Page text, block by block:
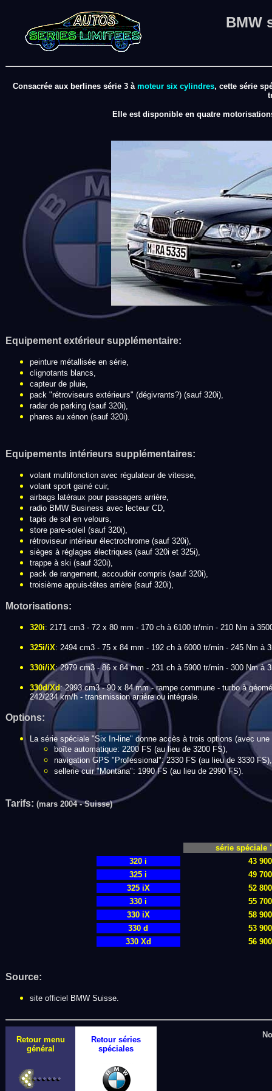
BMW
Consacrée aux berlines série 3 à moteur six cylindres, cette série
Elle est disponible en quatre
Equipement extérieur supplémentaire:
peinture métallisée en série,
clignotants blancs,
capteur de pluie,
pack "rétroviseurs extérieurs" (dégivrants?) (sauf 320i),
radar de parking (sauf 320i),
phares au xénon (sauf 320i).
Equipements intérieurs supplémentaires:
volant multifonction avec régulateur de vitesse,
volant sport gainé cuir,
airbags latéraux pour passagers arrière,
radio BMW Business avec lecteur CD,
tapis de sol en velours,
store pare-soleil (sauf 320i),
rétroviseur intérieur électrochrome (sauf 320i),
sièges à réglages électriques (sauf 320i et 325i),
trappe à ski (sauf 320i),
pack de rangement, accoudoir compris (sauf 320i),
troisième appuis-têtes arrière (sauf 320i),
Motorisations:
320i: 2171 cm3 - 72 x 80 mm - 170 ch à 6100 tr/min - 210 Nm à
325i/iX: 2494 cm3 - 75 x 84 mm - 192 ch à 6000 tr/min - 245 Nm à
330i/iX: 2979 cm3 - 86 x 84 mm - 231 ch à 5900 tr/min - 300 Nm à
330d/Xd: 2993 cm3 - 90 x 84 mm - rampe commune - turbo à
242/234 km/h - transmission arrière ou intégrale.
Options:
La série spéciale "Six In-line" donne accès à trois options (avec
boîte automatique: 2200 FS (au lieu de 3200 FS),
navigation GPS "Professional": 2330 FS (au lieu de 3330 FS),
sellerie cuir "Montana": 1990 FS (au lieu de 2990 FS).
Tarifs: (mars 2004 - Suisse)
série spéciale
320 i
43
325 i
49
325 iX
52
330 i
55
330 iX
58
330 d
53
330 Xd
56
Source:
site officiel BMW Suisse.
Retour menu
général
Retour séries
spéciales